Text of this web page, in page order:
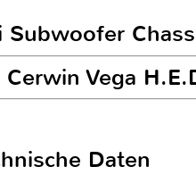
Subwoofer
Vega
Daten